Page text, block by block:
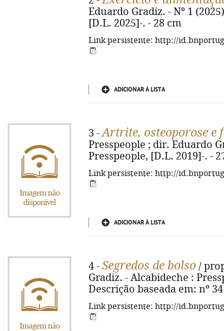
Eduardo Gradiz. - Nº 1
[D.L. 2025]-. - 28 cm
Link persistente: http://
ADICIONAR À LISTA
3 -Artrite, osteoporose e
Presspeople ; dir. Eduardo
Presspeople, [D.L. 2019]-. -
Link persistente: http://
ADICIONAR À LISTA
4 - Segredos de bolso /
Gradiz. - Alcabideche :
Descrição baseada em: nº 34
Link persistente: http://